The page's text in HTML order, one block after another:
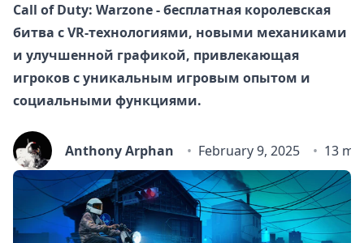
Call of Duty: Warzone - бесплатная королевская
битва с VR-технологиями, новыми механиками
и улучшенной графикой, привлекающая
игроков с уникальным игровым опытом и
социальными функциями.
Anthony Arphan February 9, 2025 13